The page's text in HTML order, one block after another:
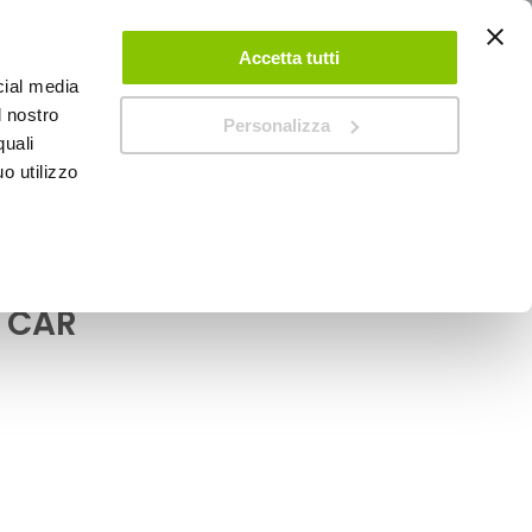
media
nostro
utilizzo
Accetta tutti
Personalizza
ACCEDI CREA UN ACCOUNT CONTATTACI